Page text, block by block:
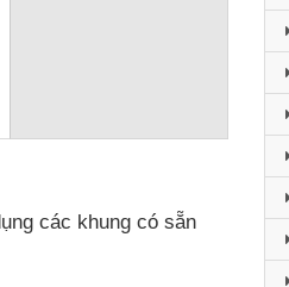
các khung có sẵn